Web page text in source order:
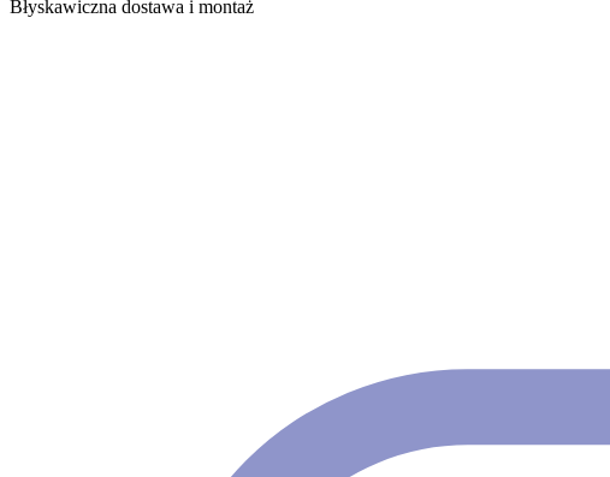
Błyskawiczna dostawa i montaż